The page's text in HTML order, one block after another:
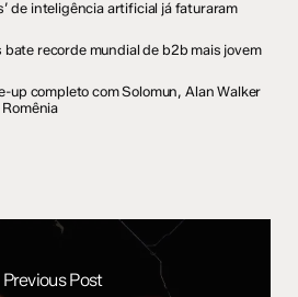
de inteligência artificial já faturaram
bate recorde mundial de b2b mais jovem
up completo com Solomun, Alan Walker
Previous Post